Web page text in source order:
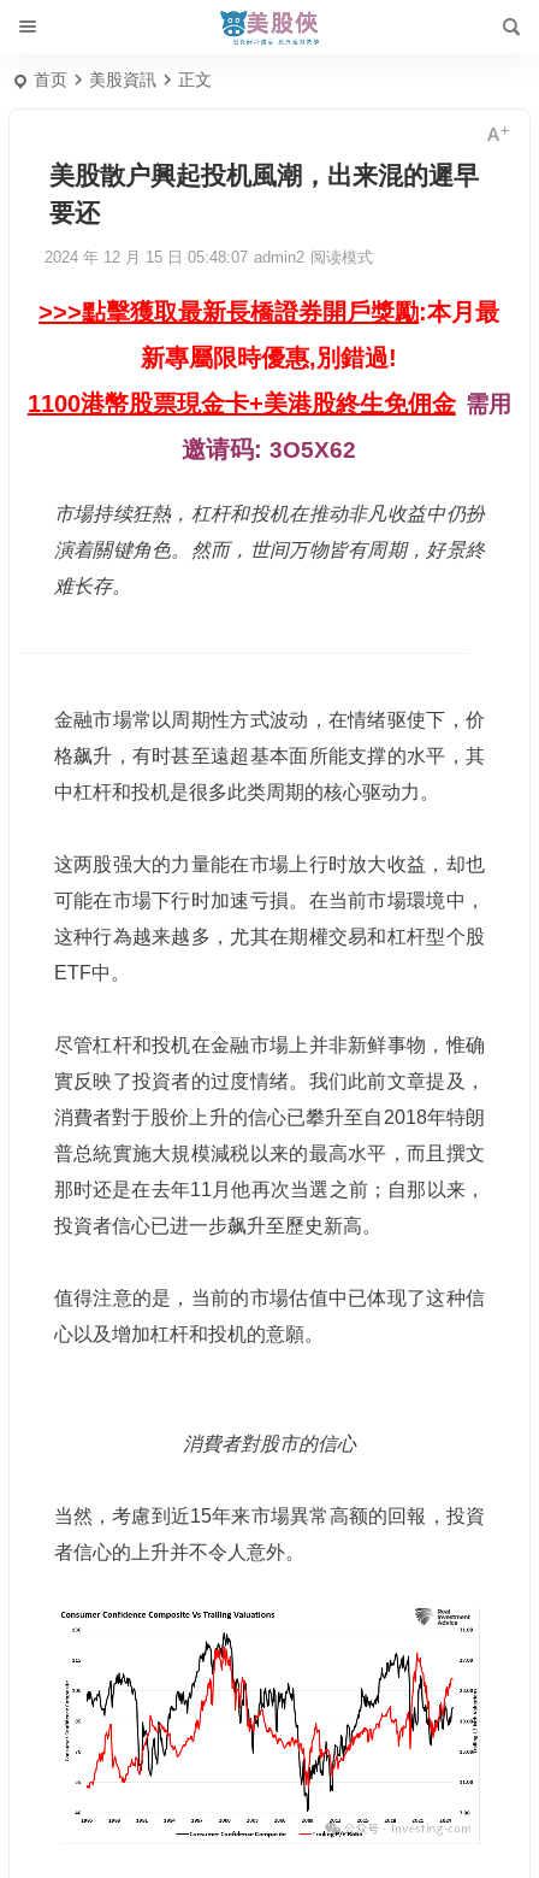
首页 美股資訊 正文
美股散户興起投机風潮，出来混的遲早
要还
2024 年 12 月 15 日 05:48:07 admin2 阅读模式
>>>點擊獲取最新長橋證券開戶獎勵:本月最
新專屬限時優惠,別錯過!
1100港幣股票現金卡+美港股終生免佣金 需用
邀请码:3O5X62
市場持续狂熱，杠杆和投机在推动非凡收益中仍扮
演着關键角色。然而，世间万物皆有周期，好景終
难长存。
金融市場常以周期性方式波动，在情绪驱使下，价
格飙升，有时甚至遠超基本面所能支撑的水平，其
中杠杆和投机是很多此类周期的核心驱动力。
这两股强大的力量能在市場上行时放大收益，却也
可能在市場下行时加速亏損。在当前市場環境中，
这种行為越来越多，尤其在期權交易和杠杆型个股
ETF中。
尽管杠杆和投机在金融市場上并非新鲜事物，惟确
實反映了投資者的过度情绪。我们此前文章提及，
消費者對于股价上升的信心已攀升至自2018年特朗
普总統實施大規模減税以来的最高水平，而且撰文
那时还是在去年11月他再次当選之前；自那以来，
投資者信心已进一步飙升至歷史新高。
值得注意的是，当前的市場估值中已体现了这种信
心以及增加杠杆和投机的意願。
消費者對股市的信心
当然，考慮到近15年来市場異常高额的回報，投資
者信心的上升并不令人意外。